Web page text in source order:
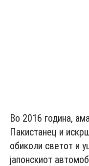
Во 2016 година,
Пакистанец и
обиколи светот и
јапонскиот